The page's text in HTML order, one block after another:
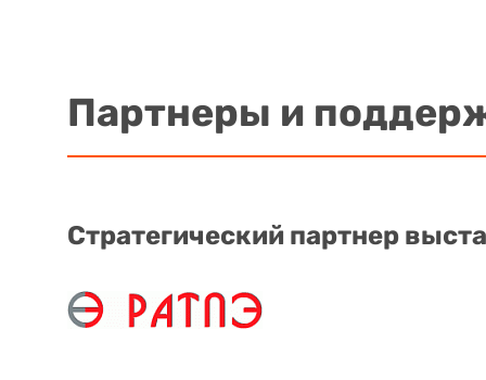
Партнеры и
Стратегический партнер